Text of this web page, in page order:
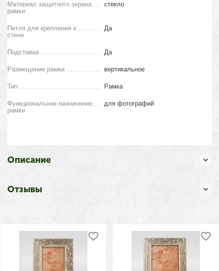
Материал защитного экрана
рамки
стекло
Петля для крепления к
стене
Да
Подставка Да
Размещение рамки вертикальное
Тип Рамка
Функциональное назначение
рамки
для фотографий
Описание
Отзывы